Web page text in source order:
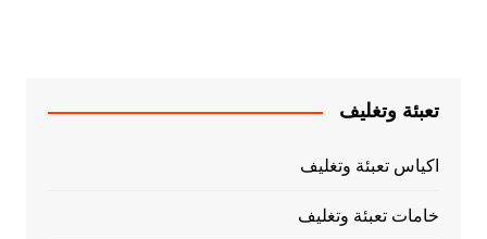
تعبئة وتغليف
اكياس تعبئة وتغليف
خامات تعبئة وتغليف